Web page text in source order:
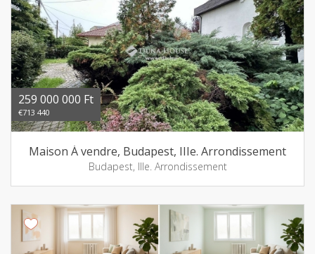
259 000 000 Ft
€713 440
Maison Á vendre, Budapest, IIIe. Arrondissement
Budapest, IIIe. Arrondissement